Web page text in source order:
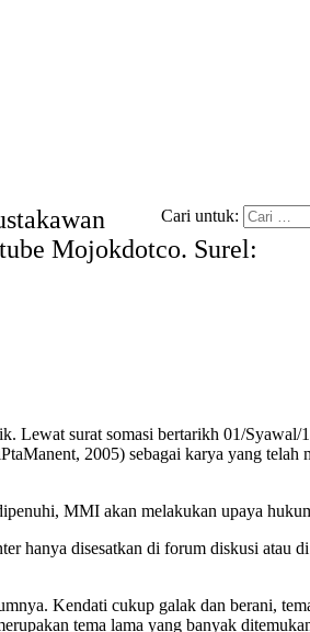
Cari untuk:
Mojokdotco. Surel:
Lewat surat somasi bertarikh 01/Syawal/
2005) sebagai karya yang telah
MMI akan melakukan upaya
hanya disesatkan di forum diskusi atau
Kendati cukup galak dan berani,
tema lama yang banyak